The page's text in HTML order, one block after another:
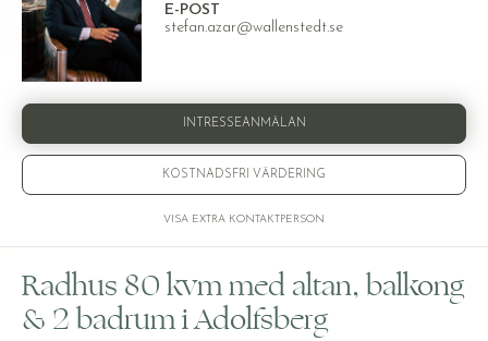
E-POST
stefan.azar@wallenstedt.se
INTRESSEANMÄLAN
KOSTNADSFRI VÄRDERING
VISA EXTRA KONTAKTPERSON
Radhus 80 kvm med altan, balkong
& 2 badrum i Adolfsberg